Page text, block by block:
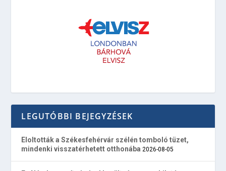
LEGUTÓBBI BEJEGYZÉSEK
Eloltották a Székesfehérvár szélén tomboló tüzet,
mindenki visszatérhetett otthonába 2026-08-05